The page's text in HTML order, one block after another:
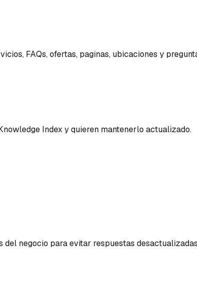
FAQs, ofertas, paginas, ubicaciones y
Index y quieren mantenerlo actualizado.
negocio para evitar respuestas